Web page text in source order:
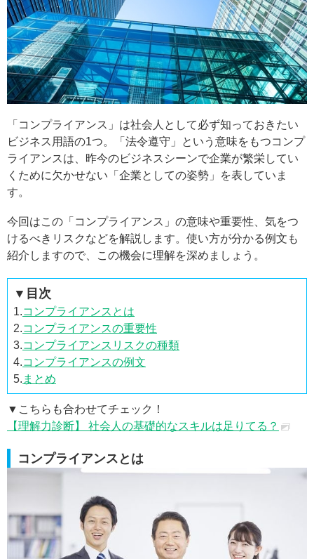
「コンプライアンス」は社会人として必ず知っておきたい
ビジネス用語の1つ。「法令遵守」という意味をもつコンプ
ライアンスは、昨今のビジネスシーンで企業が繁栄してい
くために欠かせない「企業としての姿勢」を表していま
す。
今回はこの「コンプライアンス」の意味や重要性、気をつ
けるべきリスクなどを解説します。使い方が分かる例文も
紹介しますので、この機会に理解を深めましょう。
▼目次
1.コンプライアンスとは
2.コンプライアンスの重要性
3.コンプライアンスリスクの種類
4.コンプライアンスの例文
5. まとめ
▼こちらも合わせてチェック！
【理解力診断】 社会人の基礎的なスキルは足りてる？
コンプライアンスとは